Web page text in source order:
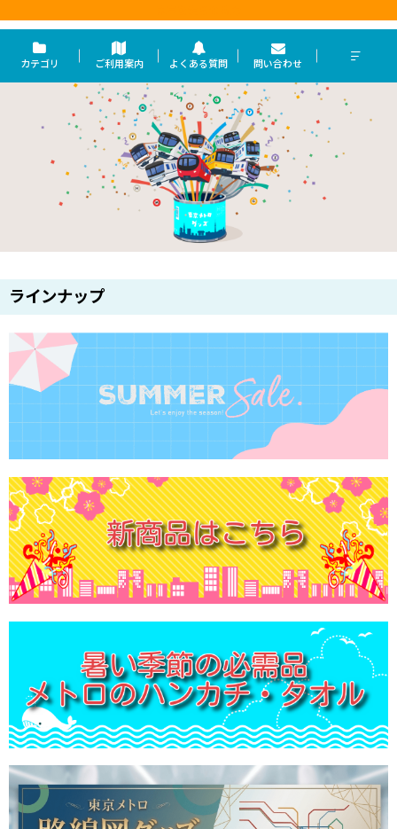
カテゴリ ご利用案内 よくある質問 問い合わせ
ラインナップ